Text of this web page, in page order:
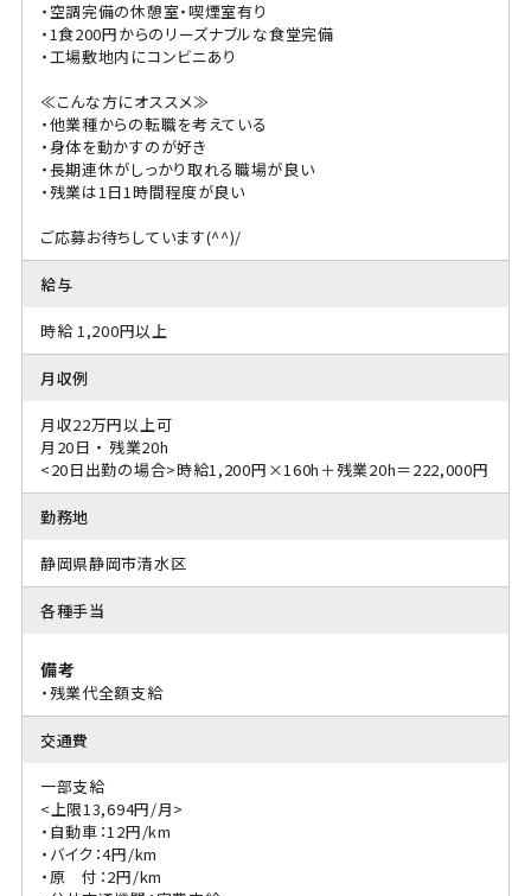
・空調完備の休憩室・喫煙室有り
・1食200円からのリーズナブルな食堂完備
・工場敷地内にコンビニあり
≪こんな方にオススメ≫
・他業種からの転職を考えている
・身体を動かすのが好き
・長期連休がしっかり取れる職場が良い
・残業は1日1時間程度が良い
ご応募お待ちしています(^^)/
給与
時給 1,200円以上
月収例
月収22万円以上可
月20日 ・ 残業20h
<20日出勤の場合>時給1,200円×160h＋残業20h＝222,000円
勤務地
静岡県静岡市清水区
各種手当
備考
・残業代全額支給
交通費
一部支給
<上限13,694円/月>
・自動車：12円/km
・バイク：4円/km
・原 付：2円/km